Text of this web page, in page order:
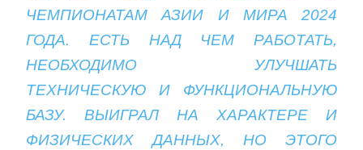
ЧЕМПИОНАТАМ АЗИИ И МИРА 2024
ГОДА. ЕСТЬ НАД ЧЕМ РАБОТАТЬ,
НЕОБХОДИМО УЛУЧШАТЬ
ТЕХНИЧЕСКУЮ И ФУНКЦИОНАЛЬНУЮ
БАЗУ. ВЫИГРАЛ НА ХАРАКТЕРЕ И
ФИЗИЧЕСКИХ ДАННЫХ, НО ЭТОГО